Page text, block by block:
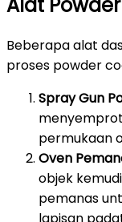
Alat
Beberapa alat
proses powder
Spray Gun
permukaan
Oven
objek
pemanas